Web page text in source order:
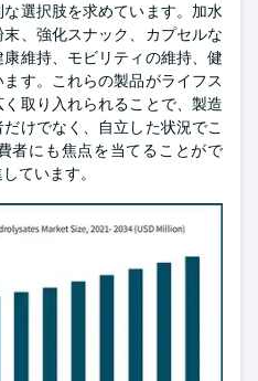
選択肢を求めています。加水
、強化スナック、カプセルな
維持、モビリティの維持、健
す。これらの製品がライフス
取り入れられることで、製造
けでなく、自立した状況でこ
者にも焦点を当てることがで
ています。